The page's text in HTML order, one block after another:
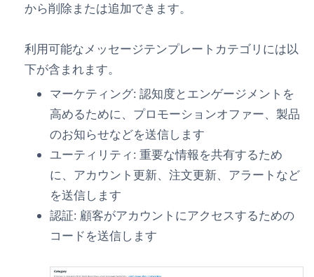
から削除または追加できます。
利用可能なメッセージテンプレートカテゴリには以
下が含まれます。
マーケティング: 認知度とエンゲージメントを
高めるために、プロモーションオファー、製品
のお知らせなどを送信します
ユーティリティ: 重要な情報を共有するため
に、アカウント更新、注文更新、アラートなど
を送信します
認証: 顧客がアカウントにアクセスするための
コードを送信します